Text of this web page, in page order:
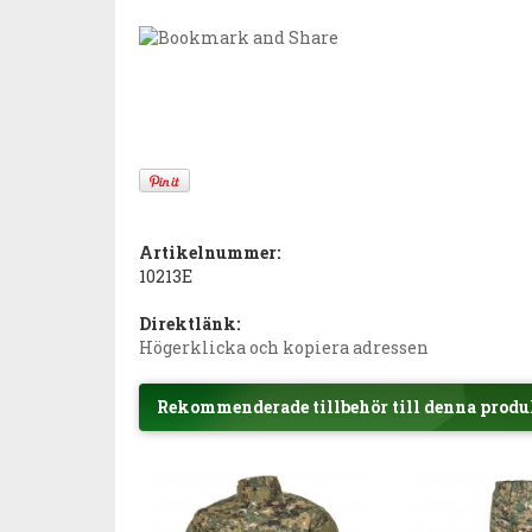
Artikelnummer:
10213E
Direktlänk:
Högerklicka och kopiera adressen
Rekommenderade tillbehör till denna